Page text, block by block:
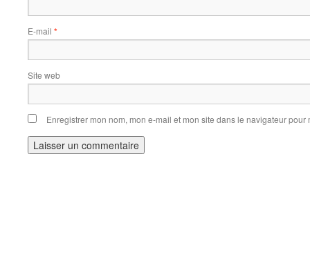
E-mail *
Site web
Enregistrer mon nom, mon e-mail et mon site dans le navigateur